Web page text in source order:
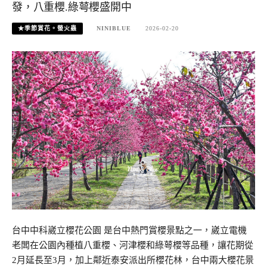
發，八重櫻.綠萼櫻盛開中
★季節賞花。螢火蟲 NINIBLUE 2026-02-20
台中中科崴立櫻花公園 是台中熱門賞櫻景點之一，崴立電機
老闆在公園內種植八重櫻、河津櫻和綠萼櫻等品種，讓花期從
2月延長至3月，加上鄰近泰安派出所櫻花林，台中兩大櫻花景